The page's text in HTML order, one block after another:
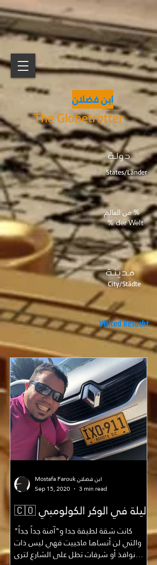
States/Länder
% der Welt
City/Städte
% من العالم
مدينة
دولة
Visited Besucht
The Globetrotter
ابن فضلان
🇨🇴 ليلة في الوكر الكولومبي
كانت شقة لطيفة جدا و"آمنة جداً جداً"
والتي لن أنساها ماحييت فهي ليس ذات
نوافذ أو شرفات تطل على الشارع لترى
Mostafa Farouk ابن فضلان
Sep 15, 2020
3 min read